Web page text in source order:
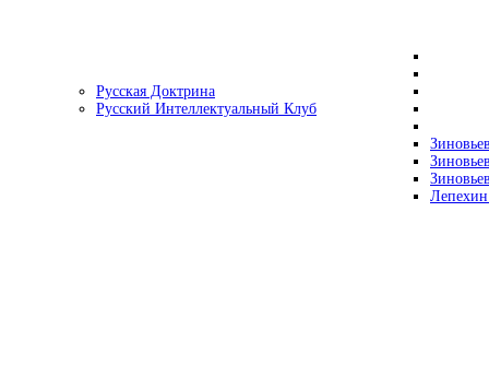
Русская Доктрина
Русский Интеллектуальный Клуб